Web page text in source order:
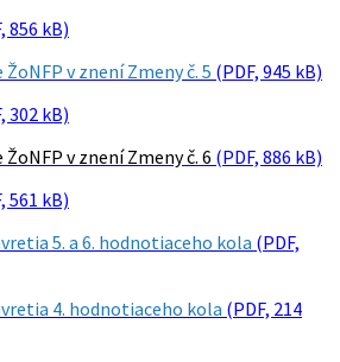
856 kB)
v znení Zmeny č. 5 (PDF, 945 kB)
302 kB)
v znení Zmeny č. 6 (PDF, 886 kB)
561 kB)
5. a 6. hodnotiaceho kola (PDF,
4. hodnotiaceho kola (PDF, 214